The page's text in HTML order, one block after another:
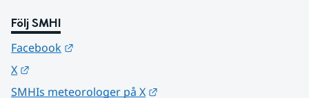
Följ SMHI
Facebook
X
SMHIs meteorologer på X